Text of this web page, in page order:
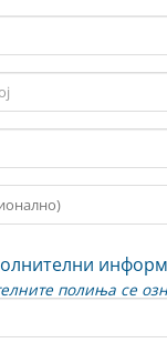
полиња се